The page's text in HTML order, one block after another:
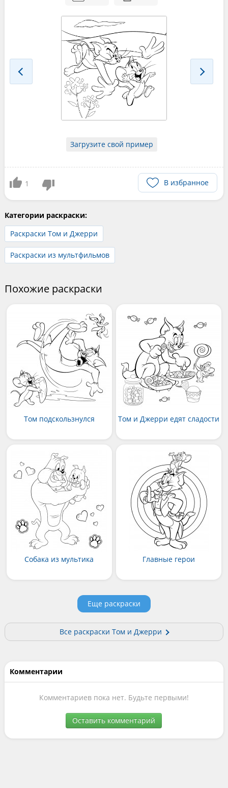
Загрузите свой пример
1 В избранное
Категории раскраски:
Раскраски Том и Джерри
Раскраски из мультфильмов
Похожие раскраски
Том подскользнулся Том и Джерри едят сладости
Собака из мультика Главные герои
Еще раскраски
Все раскраски Том и Джерри
Комментарии
Комментариев пока нет. Будьте первыми!
Оставить комментарий